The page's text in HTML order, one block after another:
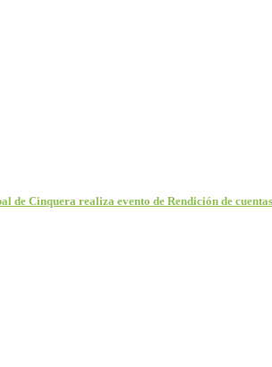
de Cinquera realiza evento de Rendición de cuentas